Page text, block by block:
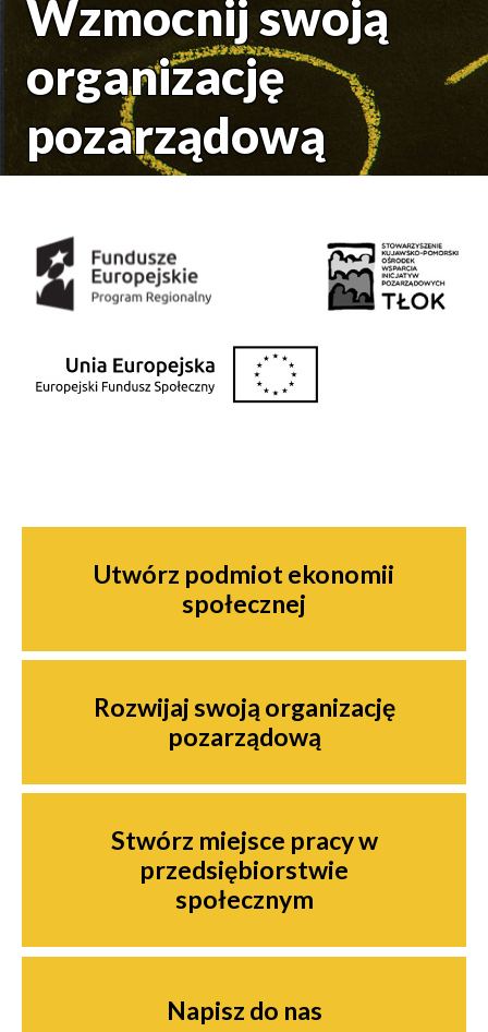
Wzmocnij swoją
organizację
pozarządową
Utwórz podmiot ekonomii
społecznej
Rozwijaj swoją organizację
pozarządową
Stwórz miejsce pracy w
przedsiębiorstwie
społecznym
Napisz do nas